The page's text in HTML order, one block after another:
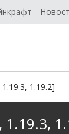
1.19.2]
1.19.3,